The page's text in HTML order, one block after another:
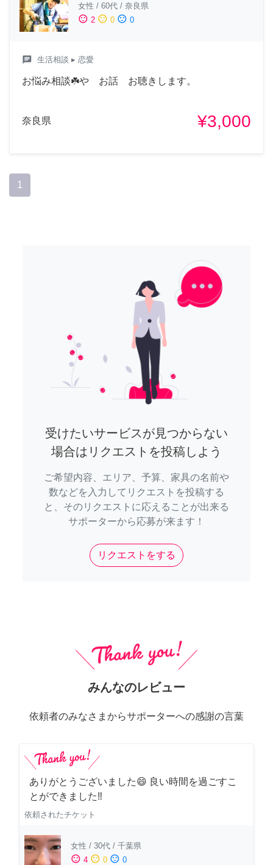
女性 / 60代 / 奈良県
sentiment_satisfied 2 sentiment_neutral 0 sentiment_dissatisfied 0
chat 生活相談 ▸ 恋愛
お悩み相談☘️や お話 お聴きします。
奈良県 ¥3,000
1
受けたいサービスが見つからない
場合はリクエストを投稿しよう
ご希望内容、エリア、予算、家具の名前や
数などを入力してリクエストを投稿する
と、そのリクエストに応えることが出来る
サポーターから応募が来ます！
リクエストをする
みんなのレビュー
依頼者のみなさまからサポーターへの感謝の言葉
ありがとうございました😄 良い時間を過ごすこ
とができました‼️
依頼されたチケット
女性 / 30代 / 千葉県
sentiment_satisfied 4 sentiment_neutral 0 sentiment_dissatisfied 0